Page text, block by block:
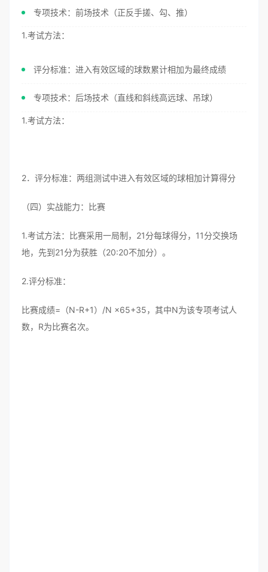
专项技术：前场技术（正反手搓、勾、推）
1.考试方法：
评分标准：进入有效区域的球数累计相加为最终成绩
专项技术：后场技术（直线和斜线高远球、吊球）
1.考试方法：
2．评分标准：两组测试中进入有效区域的球相加计算得分
（四）实战能力：比赛
1.考试方法：比赛采用一局制，21分每球得分，11分交换场
地，先到21分为获胜（20:20不加分）。
2.评分标准：
比赛成绩=（N-R+1）/N ×65+35，其中N为该专项考试人
数，R为比赛名次。